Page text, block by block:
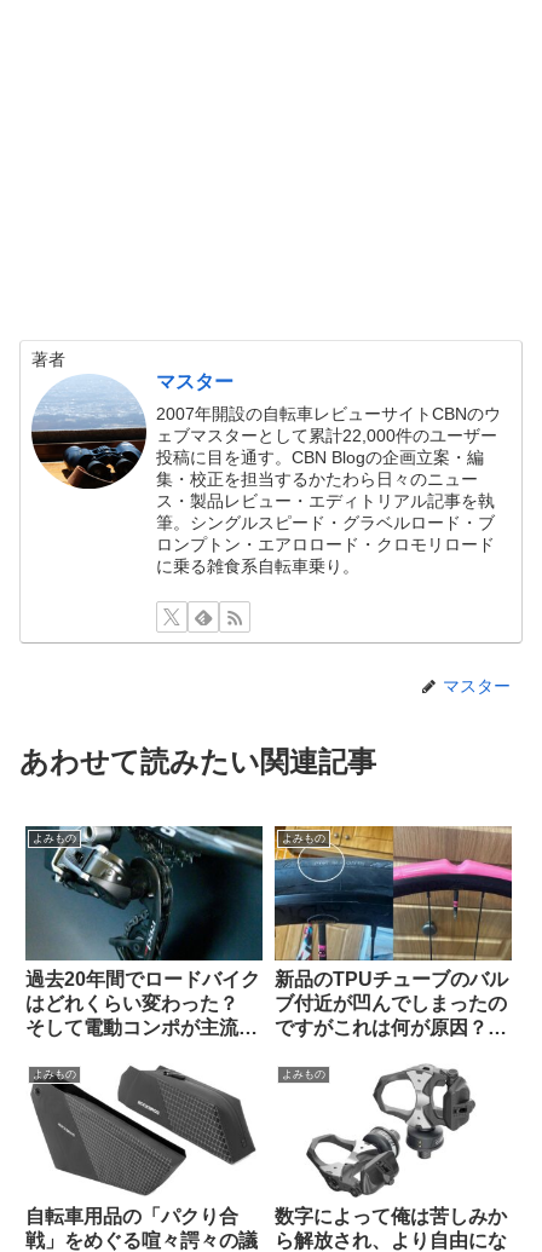
著者
マスター
2007年開設の自転車レビューサイトCBNのウ
ェブマスターとして累計22,000件のユーザー
投稿に目を通す。CBN Blogの企画立案・編
集・校正を担当するかたわら日々のニュー
ス・製品レビュー・エディトリアル記事を執
筆。シングルスピード・グラベルロード・ブ
ロンプトン・エアロロード・クロモリロード
に乗る雑食系自転車乗り。
マスター
あわせて読みたい関連記事
よみもの
過去20年間でロードバイク
はどれくらい変わった？
そして電動コンポが主流に
外掲示板でのオピニオン観
察）
よみもの
新品のTPUチューブのバル
ブ付近が凹んでしまったの
ですがこれは何が原因？
よみもの
自転車用品の「パクり合
戦」をめぐる喧々諤々の議
よみもの
数字によって俺は苦しみか
ら解放され、より自由にな